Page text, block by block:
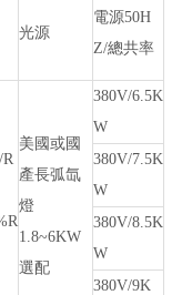
光源
電源50H
Z/總共率
美國或國
產長弧氙
燈
1.8~6KW
選配
380V/6.5K
W
380V/7.5K
W
380V/8.5K
W
380V/9K